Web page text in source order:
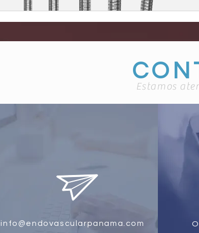
Estamos
info@endovascularpanama.com